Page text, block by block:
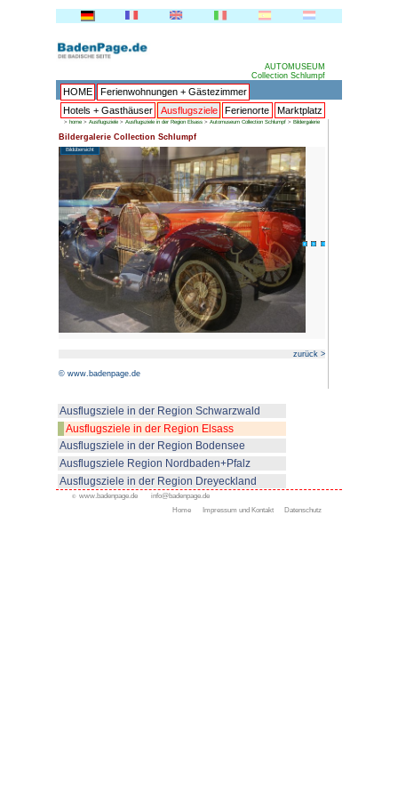
HOME Ferienwohnungen +
Hotels + Gasthäuser
>home> Ausflugsziele >Ausflugsziele in der Region
Bildergalerie Collection
Bildübersicht